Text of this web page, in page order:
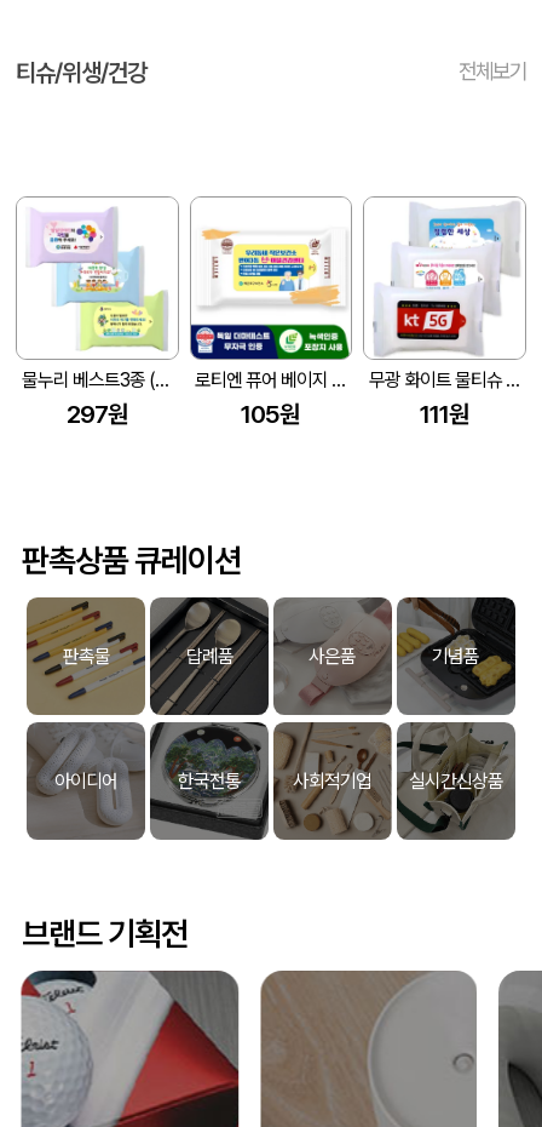
티슈/위생/건강 전체보기
물누리 베스트3종 (무광) 물티슈 25매/30매/35매
297원
로티엔 퓨어 베이지 전용 라벨형 물티슈 (10매) (150X90mm(±5mm))
105원
무광 화이트 물티슈 (10매/15매/20매) (150*90mm)
111원
판촉상품 큐레이션
판촉물 답례품 사은품 기념품
아이디어 한국전통 사회적기업 실시간신상품
브랜드 기획전